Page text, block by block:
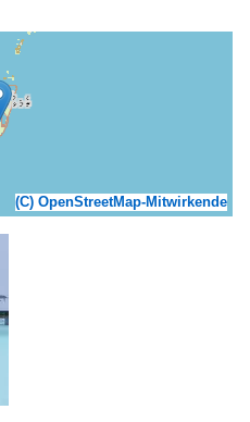
(C) OpenStreetMap-Mitwirkende